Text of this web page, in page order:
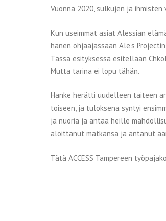
Vuonna 2020, sulkujen ja
Kun useimmat asiat Alessian
hänen ohjaajassaan Ale’s
Tässä esityksessä esitellään
Mutta tarina ei lopu tähän.
Hanke herätti uudelleen taiteen
toiseen, ja tuloksena syntyi
ja nuoria ja antaa heille
aloittanut matkansa ja antanut
Tätä ACCESS Tampereen